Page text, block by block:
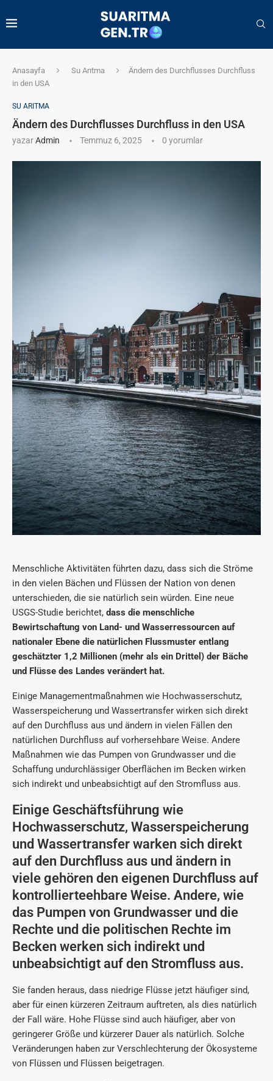
Anasayfa Su Arıtma
Ändern des Durchflusses Durchfluss
in den USA
SU ARITMA
Ändern des Durchflusses Durchfluss in den USA
yazarAdmin Temmuz 6, 2025 0 yorumlar
Menschliche Aktivitäten führten dazu, dass sich die Ströme
in den vielen Bächen und Flüssen der Nation von denen
unterschieden, die sie natürlich sein würden. Eine neue
USGS-Studie berichtet, dass die menschliche
Bewirtschaftung von Land- und Wasserressourcen auf
nationaler Ebene die natürlichen Flussmuster entlang
geschätzter 1,2 Millionen (mehr als ein Drittel) der Bäche
und Flüsse des Landes verändert hat.
Einige Managementmaßnahmen wie Hochwasserschutz,
Wasserspeicherung und Wassertransfer wirken sich direkt
auf den Durchfluss aus und ändern in vielen Fällen den
natürlichen Durchfluss auf vorhersehbare Weise. Andere
Maßnahmen wie das Pumpen von Grundwasser und die
Schaffung undurchlässiger Oberflächen im Becken wirken
sich indirekt und unbeabsichtigt auf den Stromfluss aus.
Einige Geschäftsführung wie
Hochwasserschutz, Wasserspeicherung
und Wassertransfer warken sich direkt
auf den Durchfluss aus und ändern in
viele gehören den eigenen Durchfluss auf
kontrollierteehbare Weise. Andere, wie
das Pumpen von Grundwasser und die
Rechte und die politischen Rechte im
Becken werken sich indirekt und
unbeabsichtigt auf den Stromfluss aus.
Sie fanden heraus, dass niedrige Flüsse jetzt häufiger sind,
aber für einen kürzeren Zeitraum auftreten, als dies natürlich
der Fall wäre. Hohe Flüsse sind auch häufiger, aber von
geringerer Größe und kürzerer Dauer als natürlich. Solche
Veränderungen haben zur Verschlechterung der Ökosysteme
von Flüssen und Flüssen beigetragen.